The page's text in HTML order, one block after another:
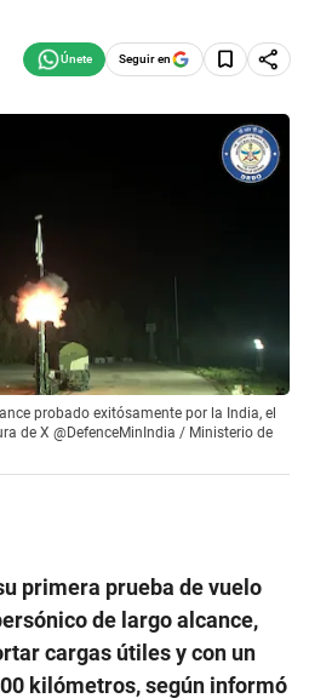
Seguir en
probado exitósamente por la India, el
de X @DefenceMinIndia / Ministerio de
primera prueba de vuelo
de largo alcance,
cargas útiles y con un
kilómetros, según informó